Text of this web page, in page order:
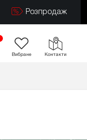
Розпродаж
Вибране Контакти